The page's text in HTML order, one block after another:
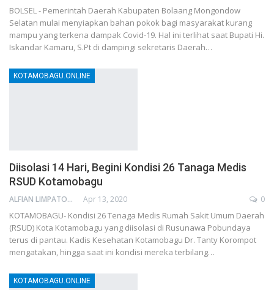
BOLSEL - Pemerintah Daerah Kabupaten Bolaang Mongondow
Selatan mulai menyiapkan bahan pokok bagi masyarakat kurang
mampu yang terkena dampak Covid-19. Hal ini terlihat saat Bupati Hi.
Iskandar Kamaru, S.Pt di dampingi sekretaris Daerah…
KOTAMOBAGU.ONLINE
Diisolasi 14 Hari, Begini Kondisi 26 Tanaga Medis
RSUD Kotamobagu
ALFIAN LIMPATON Apr 13, 2020 0
KOTAMOBAGU- Kondisi 26 Tenaga Medis Rumah Sakit Umum Daerah
(RSUD) Kota Kotamobagu yang diisolasi di Rusunawa Pobundaya
terus di pantau. Kadis Kesehatan Kotamobagu Dr. Tanty Korompot
mengatakan, hingga saat ini kondisi mereka terbilang…
KOTAMOBAGU.ONLINE